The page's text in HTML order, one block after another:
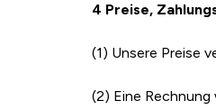
4 Preise,
(1) Unsere Preise
(2) Eine